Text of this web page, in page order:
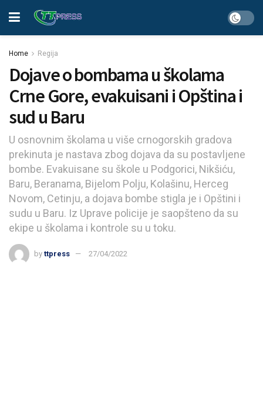
Home Regija
Dojave o bombama u školama
Crne Gore, evakuisani i Opština i
sud u Baru
U osnovnim školama u više crnogorskih gradova
prekinuta je nastava zbog dojava da su postavljene
bombe. Evakuisane su škole u Podgorici, Nikšiću,
Baru, Beranama, Bijelom Polju, Kolašinu, Herceg
Novom, Cetinju, a dojava bombe stigla je i Opštini i
sudu u Baru. Iz Uprave policije je saopšteno da su
ekipe u školama i kontrole su u toku.
by ttpress 27/04/2022